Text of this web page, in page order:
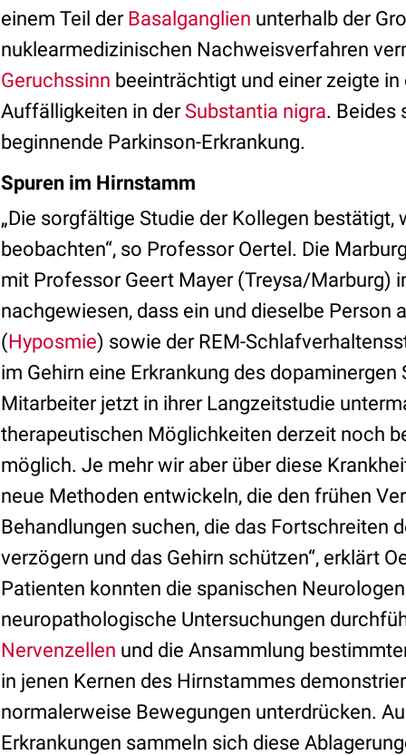
einem Teil der Basalganglien unterhalb der
nuklearmedizinischen Nachweisverfahren
Geruchssinn beeinträchtigt und einer zeigte in
Auffälligkeiten in der Substantia nigra. Beides
beginnende Parkinson-Erkrankung.
Spuren im Hirnstamm
„Die sorgfältige Studie der Kollegen
beobachten“, so Professor Oertel. Die
mit Professor Geert Mayer (Treysa/Marburg)
nachgewiesen, dass ein und dieselbe Person
(Hyposmie) sowie der REM-
im Gehirn eine Erkrankung des
Mitarbeiter jetzt in ihrer Langzeitstudie
therapeutischen Möglichkeiten derzeit noch
möglich. Je mehr wir aber über diese
neue Methoden entwickeln, die den frühen
Behandlungen suchen, die das Fortschreiten
verzögern und das Gehirn schützen“, erklärt
Patienten konnten die spanischen
neuropathologische Untersuchungen
Nervenzellen und die Ansammlung
in jenen Kernen des Hirnstammes
normalerweise Bewegungen unterdrücken.
Erkrankungen sammeln sich diese